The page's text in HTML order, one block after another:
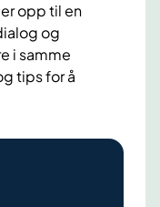
opp til en
og
i samme
tips for å